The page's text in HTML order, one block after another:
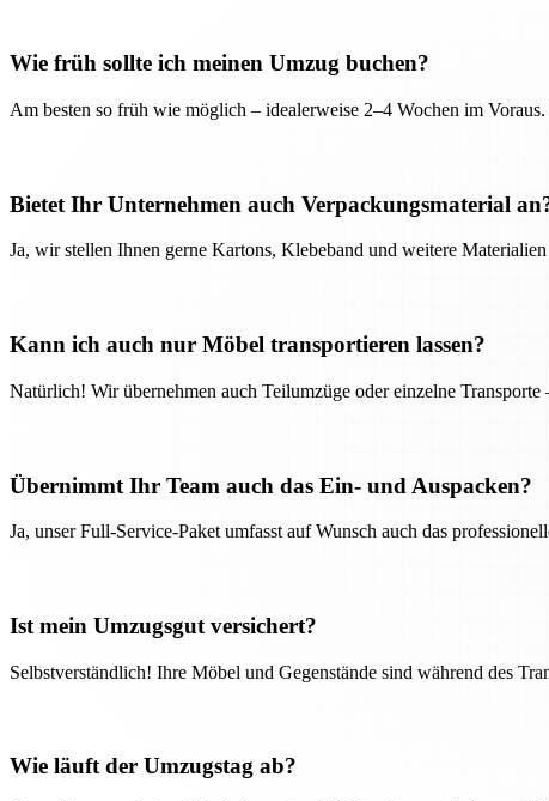
Wie früh sollte ich meinen Umzug buchen?
Am besten so früh wie möglich – idealerweise 2–4 Wochen im
Bietet Ihr Unternehmen auch Verpackungsmaterial
Ja, wir stellen Ihnen gerne Kartons, Klebeband und weitere
Kann ich auch nur Möbel transportieren lassen?
Natürlich! Wir übernehmen auch Teilumzüge oder einzelne Transporte
Übernimmt Ihr Team auch das Ein- und Auspacken?
Ja, unser Full-Service-Paket umfasst auf Wunsch auch das
Ist mein Umzugsgut versichert?
Selbstverständlich! Ihre Möbel und Gegenstände sind während des
Wie läuft der Umzugstag ab?